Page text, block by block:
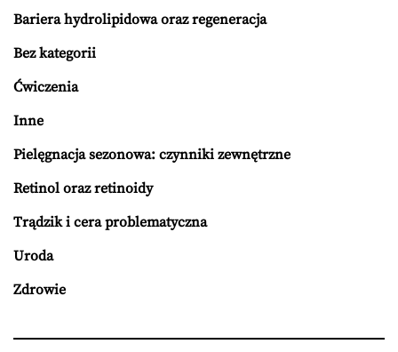
Bariera hydrolipidowa oraz regeneracja
Bez kategorii
Ćwiczenia
Inne
Pielęgnacja sezonowa: czynniki zewnętrzne
Retinol oraz retinoidy
Trądzik i cera problematyczna
Uroda
Zdrowie